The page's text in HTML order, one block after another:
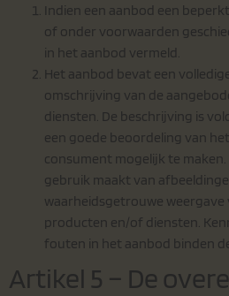
Indien een aanbod een
of onder voorwaarden
in het aanbod vermeld.
Het aanbod bevat een
omschrijving van de
diensten. De beschrijving is
een goede beoordeling van
consument mogelijk te
gebruik maakt van
waarheidsgetrouwe weergave
producten en/of diensten.
fouten in het aanbod binden
Artikel 5 – De